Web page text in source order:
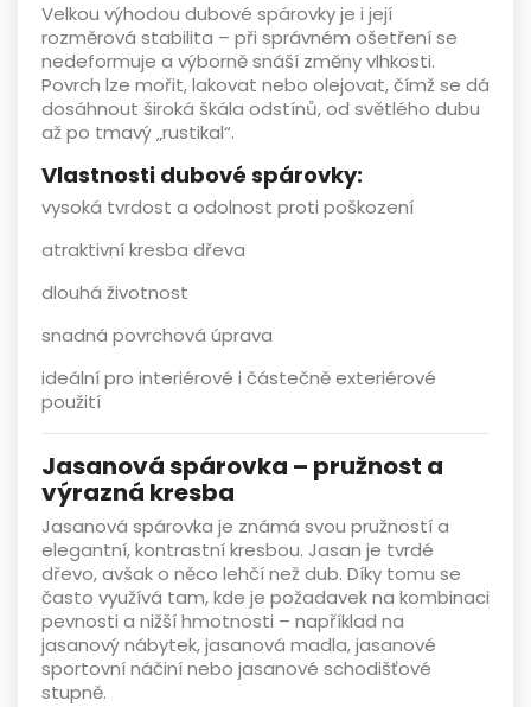
Velkou výhodou dubové spárovky je i její
rozměrová stabilita – při správném ošetření se
nedeformuje a výborně snáší změny vlhkosti.
Povrch lze mořit, lakovat nebo olejovat, čímž se dá
dosáhnout široká škála odstínů, od světlého dubu
až po tmavý „rustikal“.
Vlastnosti dubové spárovky:
vysoká tvrdost a odolnost proti poškození
atraktivní kresba dřeva
dlouhá životnost
snadná povrchová úprava
ideální pro interiérové i částečně exteriérové
použití
Jasanová spárovka – pružnost a
výrazná kresba
Jasanová spárovka je známá svou pružností a
elegantní, kontrastní kresbou. Jasan je tvrdé
dřevo, avšak o něco lehčí než dub. Díky tomu se
často využívá tam, kde je požadavek na kombinaci
pevnosti a nižší hmotnosti – například na
jasanovýnábytek, jasanová madla, jasanové
sportovní náčiní nebo jasanové schodišťové
stupně.